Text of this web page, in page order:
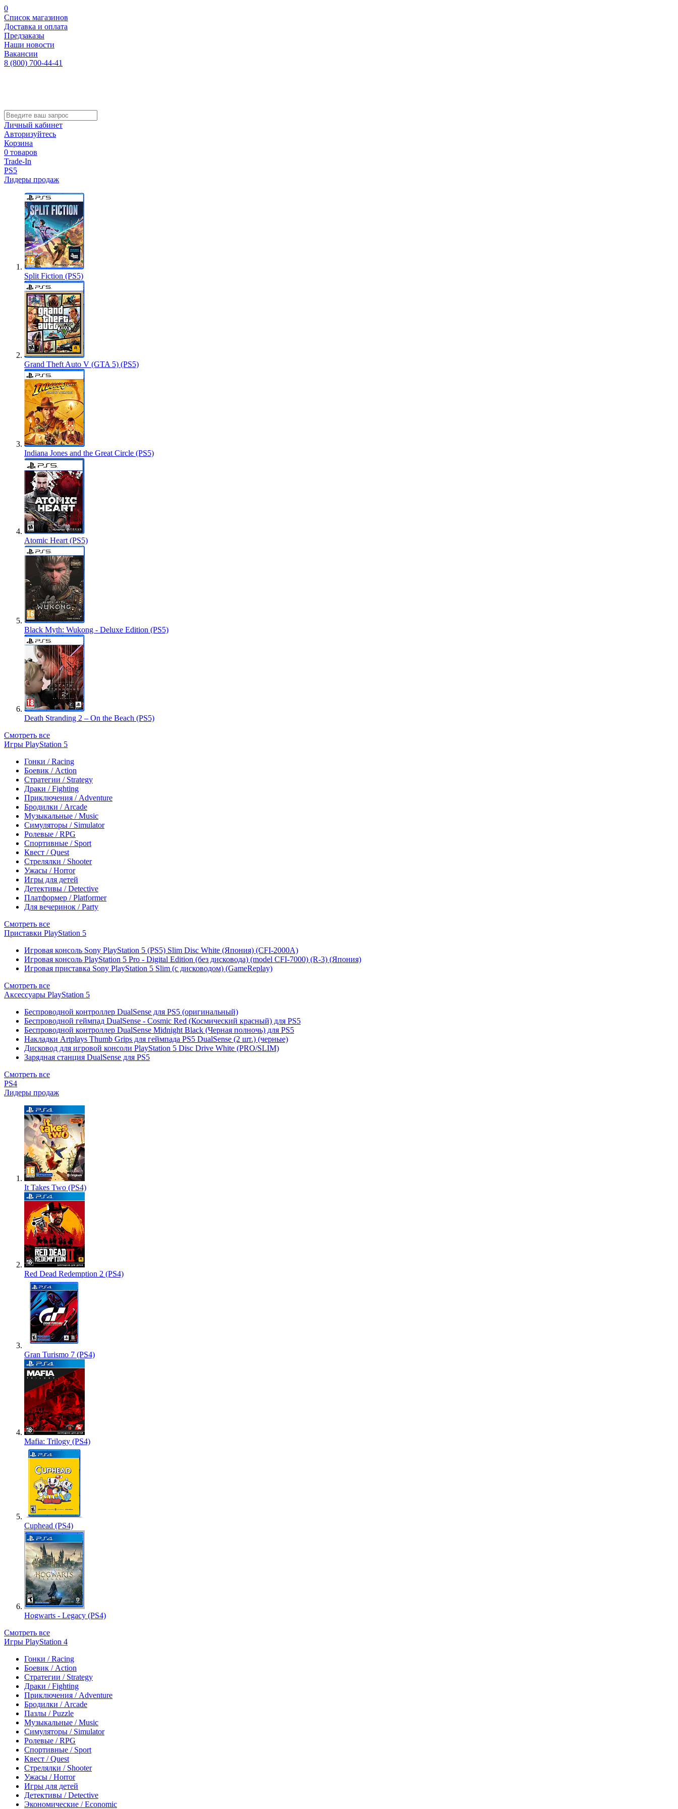
0
Список магазинов
Доставка и оплата
Предзаказы
Наши новости
Вакансии
8 (800) 700-44-41
Личный кабинет
Авторизуйтесь
Корзина
0 товаров
Trade-In
PS5
Лидеры продаж
Split Fiction (PS5)
Grand Theft Auto V (GTA 5) (PS5)
Indiana Jones and the Great Circle (PS5)
Atomic Heart (PS5)
Black Myth: Wukong - Deluxe Edition (PS5)
Death Stranding 2 – On the Beach (PS5)
Смотреть все
Игры PlayStation 5
Гонки / Racing
Боевик / Action
Стратегии / Strategy
Драки / Fighting
Приключения / Adventure
Бродилки / Arcade
Музыкальные / Music
Симуляторы / Simulator
Ролевые / RPG
Спортивные / Sport
Квест / Quest
Стрелялки / Shooter
Ужасы / Horror
Игры для детей
Детективы / Detective
Платформер / Platformer
Для вечеринок / Party
Смотреть все
Приставки PlayStation 5
Игровая консоль Sony PlayStation 5 (PS5) Slim Disc White (Япония) (CFI-2000A)
Игровая консоль PlayStation 5 Pro - Digital Edition (без дисковода) (model CFI-7000) (R-3) (Япония)
Игровая приставка Sony PlayStation 5 Slim (с дисководом) (GameReplay)
Смотреть все
Аксессуары PlayStation 5
Беспроводной контроллер DualSense для PS5 (оригинальный)
Беспроводной геймпад DualSense - Cosmic Red (Космический красный) для PS5
Беспроводной контроллер DualSense Midnight Black (Черная полночь) для PS5
Накладки Artplays Thumb Grips для геймпада PS5 DualSense (2 шт.) (черные)
Дисковод для игровой консоли PlayStation 5 Disc Drive White (PRO/SLIM)
Зарядная станция DualSense для PS5
Смотреть все
PS4
Лидеры продаж
It Takes Two (PS4)
Red Dead Redemption 2 (PS4)
Gran Turismo 7 (PS4)
Mafia: Trilogy (PS4)
Cuphead (PS4)
Hogwarts - Legacy (PS4)
Смотреть все
Игры PlayStation 4
Гонки / Racing
Боевик / Action
Стратегии / Strategy
Драки / Fighting
Приключения / Adventure
Бродилки / Arcade
Пазлы / Puzzle
Музыкальные / Music
Симуляторы / Simulator
Ролевые / RPG
Спортивные / Sport
Квест / Quest
Стрелялки / Shooter
Ужасы / Horror
Игры для детей
Детективы / Detective
Экономические / Economic